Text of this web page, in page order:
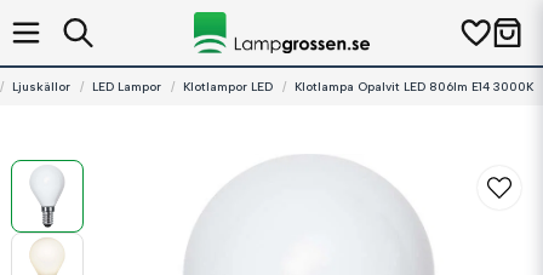
Ljuskällor LED Lampor Klotlampor LED Klotlampa Opalvit LED 806lm E14 3000K